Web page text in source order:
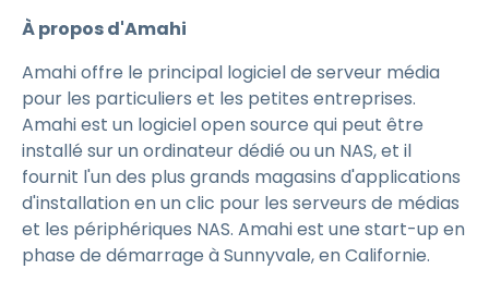
À propos d'Amahi
Amahi offre le principal logiciel de serveur média
pour les particuliers et les petites entreprises.
Amahi est un logiciel open source qui peut être
installé sur un ordinateur dédié ou un NAS, et il
fournit l'un des plus grands magasins d'applications
d'installation en un clic pour les serveurs de médias
et les périphériques NAS. Amahi est une start-up en
phase de démarrage à Sunnyvale, en Californie.